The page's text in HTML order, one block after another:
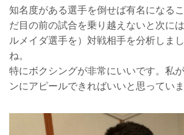
知名度がある選手を倒せば有名になる
だ目の前の試合を乗り越えないと次に
ルメイダ選手を）対戦相手を分析しま
ね。
特にボクシングが非常にいいです。私
ンにアピールできればいいと思っていま